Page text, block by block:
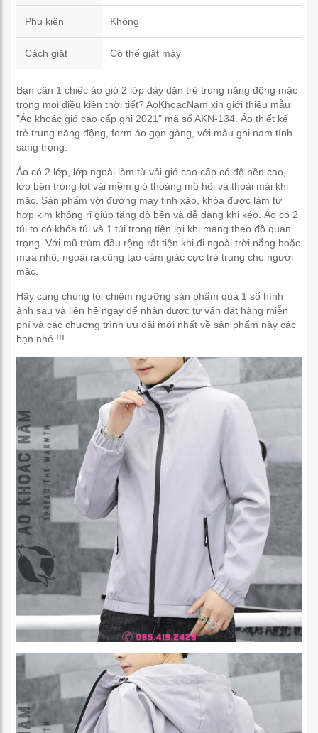
Phụ kiện Không
Cách giặt Có thể giặt máy
Bạn cần 1 chiếc áo gió 2 lớp dày dặn trẻ trung năng động mặc
trong mọi điều kiện thời tiết? AoKhoacNam xin giới thiệu mẫu
"Áo khoác gió cao cấp ghi 2021" mã số AKN-134. Áo thiết kế
trẻ trung năng động, form áo gọn gàng, với màu ghi nam tính
sang trọng.
Áo có 2 lớp, lớp ngoài làm từ vải gió cao cấp có độ bền cao,
lớp bên trong lót vải mềm gió thoáng mồ hôi và thoải mái khi
mặc. Sản phẩm với đường may tinh xảo, khóa được làm từ
hợp kim không rỉ giúp tăng độ bền và dễ dàng khi kéo. Áo có 2
túi to có khóa túi và 1 túi trong tiện lợi khi mang theo đồ quan
trọng. Với mũ trùm đầu rộng rất tiện khi đi ngoài trời nắng hoặc
mưa nhỏ, ngoài ra cũng tạo cảm giác cực trẻ trung cho người
mặc.
Hãy cùng chúng tôi chiêm ngưỡng sản phẩm qua 1 số hình
ảnh sau và liên hệ ngay để nhận được tư vấn đặt hàng miễn
phí và các chương trình ưu đãi mới nhất về sản phẩm này các
bạn nhé !!!